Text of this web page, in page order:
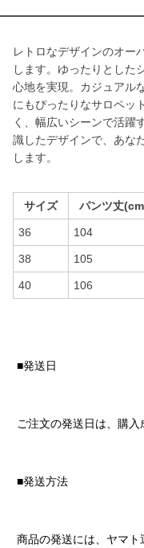
レトロなデザインのオー
します。ゆったりとした
心地を実現。カジュアル
にもぴったりなサロペッ
く、幅広いシーンで活躍
識したデザインで、あな
します。
サイズ パンツ丈
36 104
38 105
40 106
■発送日
ご注文の発送日は、購入
■発送方法
商品の発送には、ヤマト